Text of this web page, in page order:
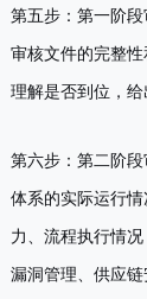
第五步：第一阶段
审核文件的完整
理解是否到位，给
第六步：第二阶段
体系的实际运行
力、流程执行情况
漏洞管理、供应